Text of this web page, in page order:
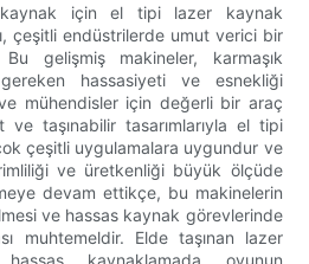
için el tipi lazer kaynak
çeşitli endüstrilerde umut verici bir
gelişmiş makineler, karmaşık
hassasiyeti ve esnekliği
mühendisler için değerli bir araç
taşınabilir tasarımlarıyla el tipi
çeşitli uygulamalara uygundur ve
ve üretkenliği büyük ölçüde
devam ettikçe, bu makinelerin
ve hassas kaynak görevlerinde
muhtemeldir. Elde taşınan lazer
kaynaklamada oyunun